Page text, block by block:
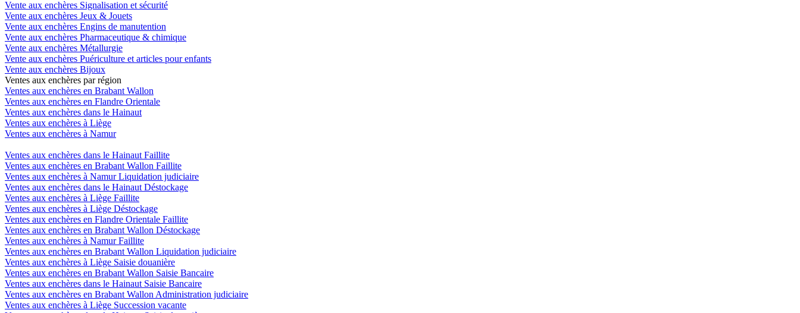
Vente aux enchères Signalisation et sécurité
Vente aux enchères Jeux & Jouets
Vente aux enchères Engins de manutention
Vente aux enchères Pharmaceutique & chimique
Vente aux enchères Métallurgie
Vente aux enchères Puériculture et articles pour enfants
Vente aux enchères Bijoux
Ventes aux enchères par région
Ventes aux enchères en Brabant Wallon
Ventes aux enchères en Flandre Orientale
Ventes aux enchères dans le Hainaut
Ventes aux enchères à Liège
Ventes aux enchères à Namur
Ventes aux enchères dans le Hainaut Faillite
Ventes aux enchères en Brabant Wallon Faillite
Ventes aux enchères à Namur Liquidation judiciaire
Ventes aux enchères dans le Hainaut Déstockage
Ventes aux enchères à Liège Faillite
Ventes aux enchères à Liège Déstockage
Ventes aux enchères en Flandre Orientale Faillite
Ventes aux enchères en Brabant Wallon Déstockage
Ventes aux enchères à Namur Faillite
Ventes aux enchères en Brabant Wallon Liquidation judiciaire
Ventes aux enchères à Liège Saisie douanière
Ventes aux enchères en Brabant Wallon Saisie Bancaire
Ventes aux enchères dans le Hainaut Saisie Bancaire
Ventes aux enchères en Brabant Wallon Administration judiciaire
Ventes aux enchères à Liège Succession vacante